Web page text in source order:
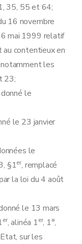
35, 55 et 64;
16 novembre
mai 1999 relatif
contentieux en
les
23;
le
le 23 janvier
le
§1er, remplacé
la loi du 4 août
le 13 mars
er, alinéa 1er, 1°,
sur les